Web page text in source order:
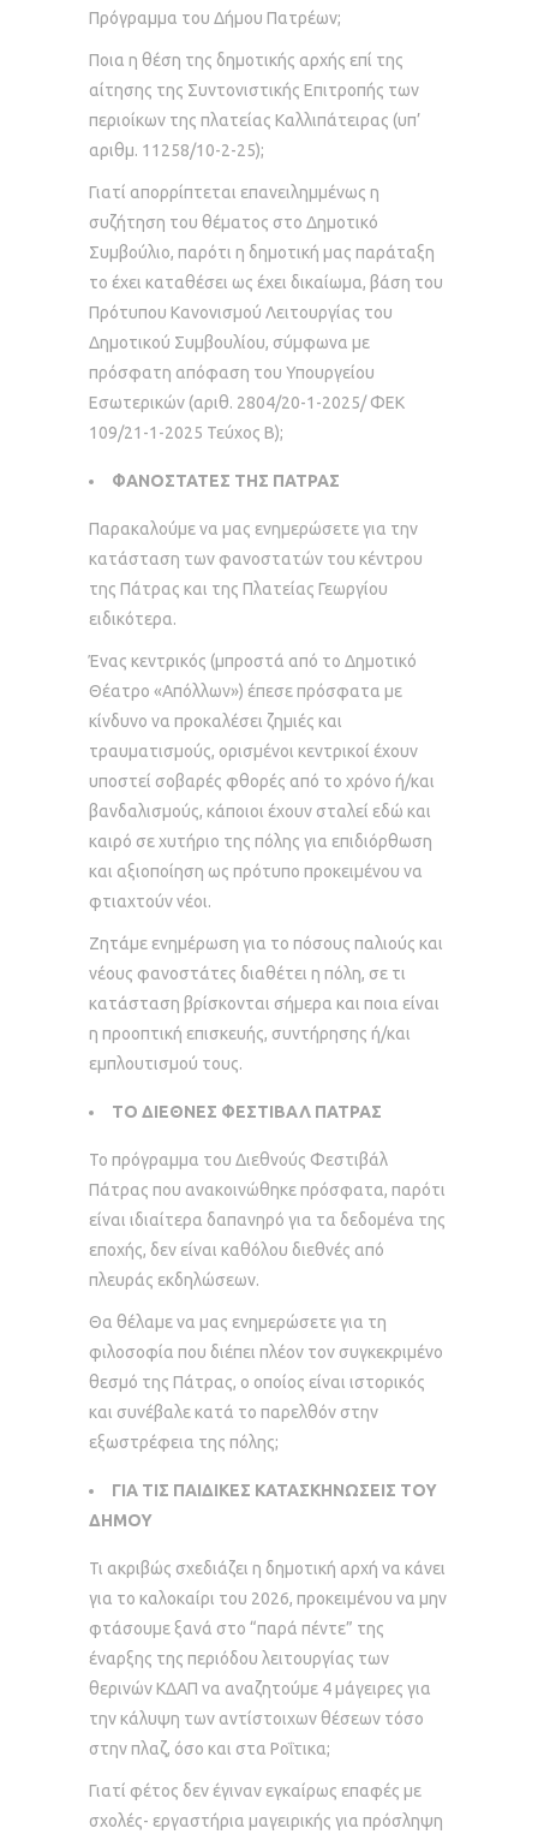
Πρόγραμμα του Δήμου Πατρέων;
Ποια η θέση της δημοτικής αρχής επί της
αίτησης της Συντονιστικής Επιτροπής των
περιοίκων της πλατείας Καλλιπάτειρας (υπ’
αριθμ. 11258/10-2-25);
Γιατί απορρίπτεται επανειλημμένως η
συζήτηση του θέματος στο Δημοτικό
Συμβούλιο, παρότι η δημοτική μας παράταξη
το έχει καταθέσει ως έχει δικαίωμα, βάση του
Πρότυπου Κανονισμού Λειτουργίας του
Δημοτικού Συμβουλίου, σύμφωνα με
πρόσφατη απόφαση του Υπουργείου
Εσωτερικών (αριθ. 2804/20-1-2025/ ΦΕΚ
109/21-1-2025 Τεύχος Β);
ΦΑΝΟΣΤΑΤΕΣ ΤΗΣ ΠΑΤΡΑΣ
Παρακαλούμε να μας ενημερώσετε για την
κατάσταση των φανοστατών του κέντρου
της Πάτρας και της Πλατείας Γεωργίου
ειδικότερα.
Ένας κεντρικός (μπροστά από το Δημοτικό
Θέατρο «Απόλλων») έπεσε πρόσφατα με
κίνδυνο να προκαλέσει ζημιές και
τραυματισμούς, ορισμένοι κεντρικοί έχουν
υποστεί σοβαρές φθορές από το χρόνο ή/και
βανδαλισμούς, κάποιοι έχουν σταλεί εδώ και
καιρό σε χυτήριο της πόλης για επιδιόρθωση
και αξιοποίηση ως πρότυπο προκειμένου να
φτιαχτούν νέοι.
Ζητάμε ενημέρωση για το πόσους παλιούς και
νέους φανοστάτες διαθέτει η πόλη, σε τι
κατάσταση βρίσκονται σήμερα και ποια είναι
η προοπτική επισκευής, συντήρησης ή/και
εμπλουτισμού τους.
ΤΟ ΔΙΕΘΝΕΣ ΦΕΣΤΙΒΑΛ ΠΑΤΡΑΣ
Το πρόγραμμα του Διεθνούς Φεστιβάλ
Πάτρας που ανακοινώθηκε πρόσφατα, παρότι
είναι ιδιαίτερα δαπανηρό για τα δεδομένα της
εποχής, δεν είναι καθόλου διεθνές από
πλευράς εκδηλώσεων.
Θα θέλαμε να μας ενημερώσετε για τη
φιλοσοφία που διέπει πλέον τον συγκεκριμένο
θεσμό της Πάτρας, ο οποίος είναι ιστορικός
και συνέβαλε κατά το παρελθόν στην
εξωστρέφεια της πόλης;
ΓΙΑ ΤΙΣ ΠΑΙΔΙΚΕΣ ΚΑΤΑΣΚΗΝΩΣΕΙΣ ΤΟΥ
ΔΗΜΟΥ
Τι ακριβώς σχεδιάζει η δημοτική αρχή να κάνει
για το καλοκαίρι του 2026, προκειμένου να μην
φτάσουμε ξανά στο “παρά πέντε” της
έναρξης της περιόδου λειτουργίας των
θερινών ΚΔΑΠ να αναζητούμε 4 μάγειρες για
την κάλυψη των αντίστοιχων θέσεων τόσο
στην πλαζ, όσο και στα Ροΐτικα;
Γιατί φέτος δεν έγιναν εγκαίρως επαφές με
σχολές- εργαστήρια μαγειρικής για πρόσληψη